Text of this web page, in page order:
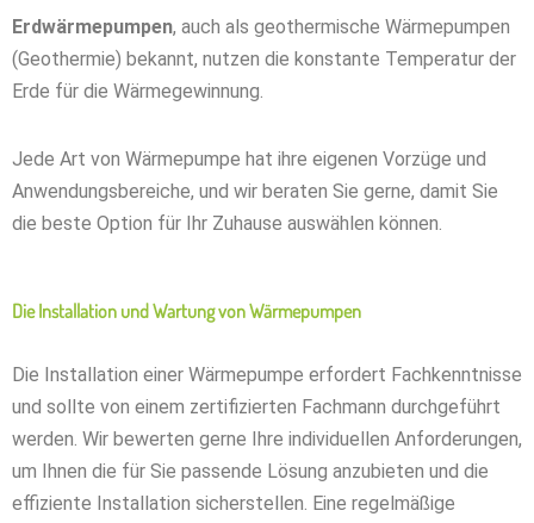
Erdwärmepumpen, auch als geothermische Wärmepumpen
(Geothermie) bekannt, nutzen die konstante Temperatur der
Erde für die Wärmegewinnung.
Jede Art von Wärmepumpe hat ihre eigenen Vorzüge und
Anwendungsbereiche, und wir beraten Sie gerne, damit Sie
die beste Option für Ihr Zuhause auswählen können.
Die Installation und Wartung von Wärmepumpen
Die Installation einer Wärmepumpe erfordert Fachkenntnisse
und sollte von einem zertifizierten Fachmann durchgeführt
werden. Wir bewerten gerne Ihre individuellen Anforderungen,
um Ihnen die für Sie passende Lösung anzubieten und die
effiziente Installation sicherstellen. Eine regelmäßige